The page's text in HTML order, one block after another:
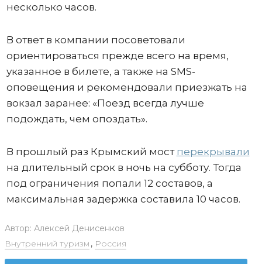
несколько часов.
В ответ в компании посоветовали
ориентироваться прежде всего на время,
указанное в билете, а также на SMS-
оповещения и рекомендовали приезжать на
вокзал заранее: «Поезд всегда лучше
подождать, чем опоздать».
В прошлый раз Крымский мост перекрывали
на длительный срок в ночь на субботу. Тогда
под ограничения попали 12 составов, а
максимальная задержка составила 10 часов.
Автор: Алексей Денисенков
Внутренний туризм , Россия